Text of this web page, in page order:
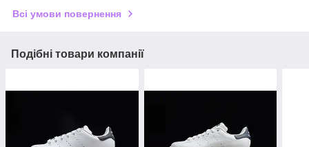
Всі умови повернення
Подібні товари компанії